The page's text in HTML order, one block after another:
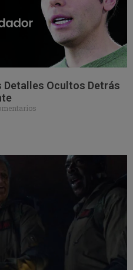
Detalles Ocultos Detrás